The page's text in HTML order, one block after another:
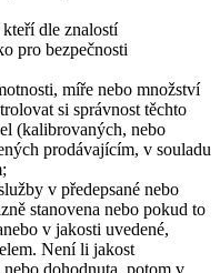
dle znalostí
pro bezpečnosti
míře nebo množství
si správnost těchto
(kalibrovaných, nebo
prodávajícím, v souladu
v předepsané nebo
stanovena nebo pokud to
v jakosti uvedené,
Není li jakost
nebo dohodnuta, potom v